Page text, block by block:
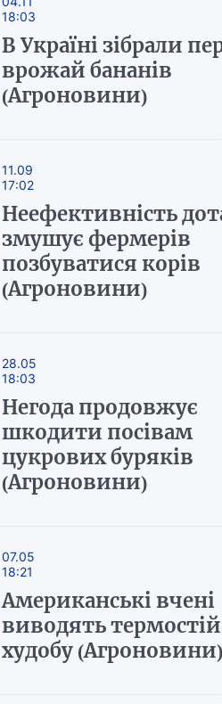
18:03
В Україні зібрали
врожай бананів
(Агроновини)
11.09
17:02
Неефективність
змушує фермерів
позбуватися корів
(Агроновини)
28.05
18:03
Негода продовжує
шкодити посівам
цукрових буряків
(Агроновини)
07.05
18:21
Американські вчені
виводять
худобу (Агроновини)